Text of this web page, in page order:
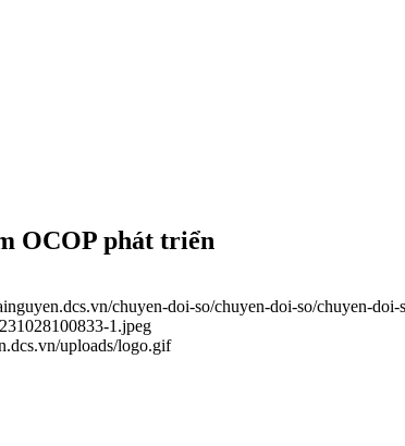
OCOP phát triển
chuyen-doi-so/chuyen-doi-so/chuyen-
1.jpeg
uploads/logo.gif